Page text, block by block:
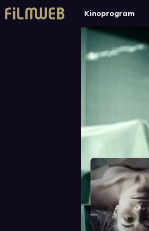
Kinoprogram